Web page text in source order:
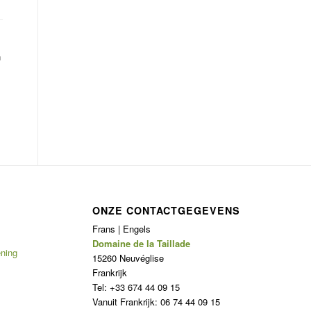
ONZE CONTACTGEGEVENS
Frans | Engels
Domaine de la Taillade
15260 Neuvéglise
Frankrijk
Tel: +33 674 44 09 15
Vanuit Frankrijk: 06 74 44 09 15